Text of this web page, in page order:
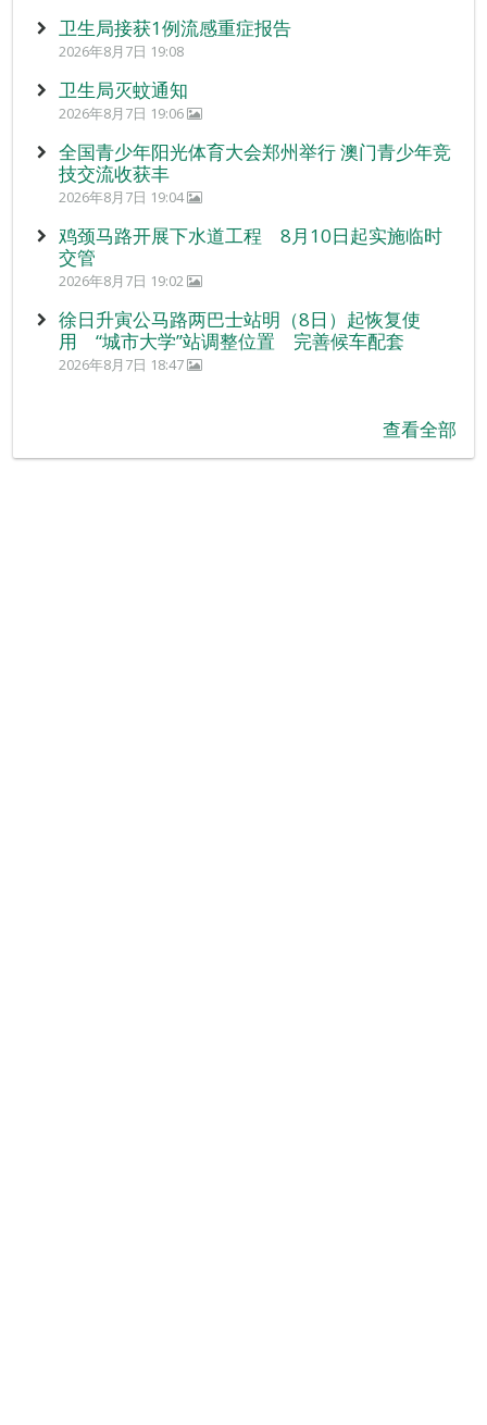
卫生局接获1例流感重症报告
2026年8月7日 19:08
卫生局灭蚊通知
2026年8月7日 19:06
全国青少年阳光体育大会郑州举行 澳门青少年竞
技交流收获丰
2026年8月7日 19:04
鸡颈马路开展下水道工程 8月10日起实施临时
交管
2026年8月7日 19:02
徐日升寅公马路两巴士站明（8日）起恢复使
用 “城市大学”站调整位置 完善候车配套
2026年8月7日 18:47
查看全部